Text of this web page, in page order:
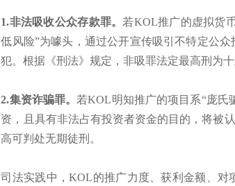
1.非法吸收公众存款罪。 若KOL推广的虚拟货
低风险”为噱头，通过公开宣传吸引不特定公
犯。根据《刑法》规定，非吸罪法定最高刑为十
2.集资诈骗罪。 若KOL明知推广的项目系“庞氏
资，且具有非法占有投资者资金的目的，将被
高可判处无期徒刑。
司法实践中，KOL的推广力度、获利金额、